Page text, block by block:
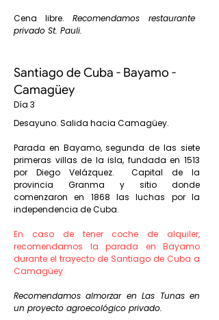
Cena libre. Recomendamos restaurante
privado St. Pauli.
Santiago de Cuba - Bayamo -
Camagüey
Día 3
Desayuno. Salida hacia Camagüey.
Parada en Bayamo, segunda de las siete
primeras villas de la isla, fundada en 1513
por Diego Velázquez. Capital de la
provincia Granma y sitio donde
comenzaron en 1868 las luchas por la
independencia de Cuba.
En caso de tener coche de alquiler,
recomendamos la parada en Bayamo
durante el trayecto de Santiago de Cuba a
Camagüey.
Recomendamos almorzar en Las Tunas en
un proyecto agroecológico privado.